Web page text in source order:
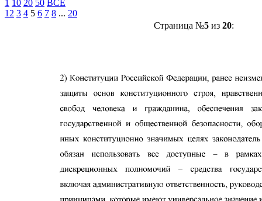
1 10 20 50 ВСЕ
1 2 3 4 5 6 7 8 ... 20
Страница №5из 20: